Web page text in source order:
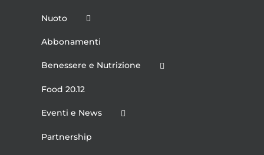
Nuoto
Abbonamenti
Benessere e Nutrizione
Food 20.12
Eventi e News
Partnership